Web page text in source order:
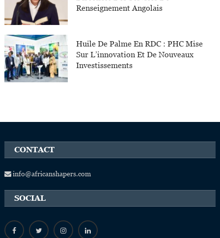
Renseignement Angolais
Huile De Palme En RDC : PHC Mise
Sur L’innovation Et De Nouveaux
Investissements
CONTACT
info@africanshapers.com
SOCIAL